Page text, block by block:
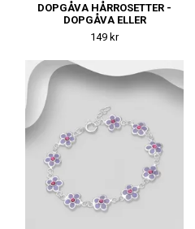
DOPGÅVA HÅRROSETTER -
DOPGÅVA ELLER
NAMNGIVNINGSPRESENT
149 kr